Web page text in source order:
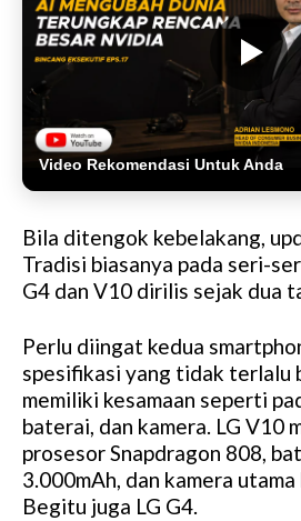
Video Rekomendasi Untuk Anda
Bila ditengok kebelakang,
Tradisi biasanya pada seri-
G4 dan V10 dirilis sejak dua
Perlu diingat kedua
spesifikasi yang tidak terlalu
memiliki kesamaan seperti
baterai, dan kamera. LG V10
prosesor Snapdragon 808,
3.000mAh, dan kamera
Begitu juga LG G4.